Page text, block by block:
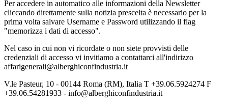
Per accedere in automatico alle informazioni della Newsletter
cliccando direttamente sulla notizia prescelta è necessario per la
prima volta salvare Username e Password utilizzando il flag
"memorizza i dati di accesso".
Nel caso in cui non vi ricordate o non siete provvisti delle
credenziali di accesso vi invitiamo a contattarci all'indirizzo
affarigenerali@alberghiconfindustria.it
V.le Pasteur, 10 - 00144 Roma (RM), Italia T +39.06.5924274 F
+39.06.54281933 - info@alberghiconfindustria.it